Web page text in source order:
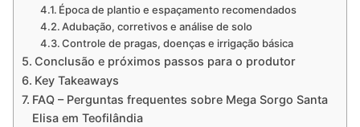
Época de plantio e espaçamento recomendados
Adubação, corretivos e análise de solo
Controle de pragas, doenças e irrigação básica
Conclusão e próximos passos para o produtor
Key Takeaways
FAQ – Perguntas frequentes sobre Mega Sorgo Santa
Elisa em Teofilândia